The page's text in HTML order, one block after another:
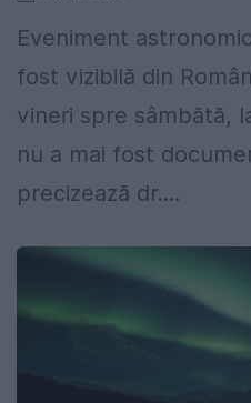
Eveniment
fost vizibilă din
vineri spre sâmbătă,
nu a mai fost
precizează dr....